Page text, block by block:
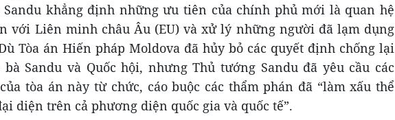
khẳng định những ưu tiên của chính phủ mới là quan hệ
với Liên minh châu Âu (EU) và xử lý những người đã lạm dụng
Tòa án Hiến pháp Moldova đã hủy bỏ các quyết định chống lại
Sandu và Quốc hội, nhưng Thủ tướng Sandu đã yêu cầu các
tòa án này từ chức, cáo buộc các thẩm phán đã “làm xấu thể
diện trên cả phương diện quốc gia và quốc tế”.